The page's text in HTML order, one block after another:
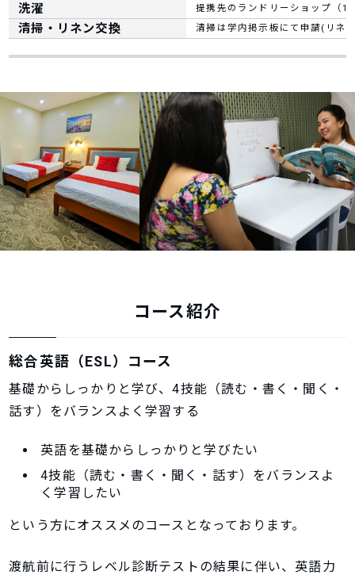
洗濯 提携先のランドリーショップ（1
清掃・リネン交換 清掃は学内掲示板にて申請(リネ
コース紹介
総合英語（ESL）コース
基礎からしっかりと学び、4技能（読む・書く・聞く・
話す）をバランスよく学習する
英語を基礎からしっかりと学びたい
4技能（読む・書く・聞く・話す）をバランスよ
く学習したい
という方にオススメのコースとなっております。
渡航前に行うレベル診断テストの結果に伴い、英語力